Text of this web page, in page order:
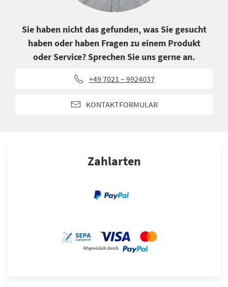
Sie haben nicht das gefunden, was Sie gesucht
haben oder haben Fragen zu einem Produkt
oder Service? Sprechen Sie uns gerne an.
+49 7021 – 9924037
KONTAKTFORMULAR
Zahlarten